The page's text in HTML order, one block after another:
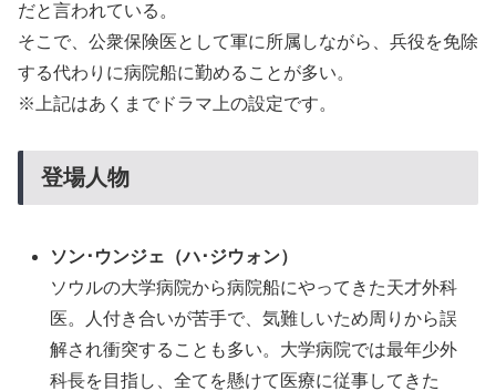
だと言われている。
そこで、公衆保険医として軍に所属しながら、兵役を免除
する代わりに病院船に勤めることが多い。
※上記はあくまでドラマ上の設定です。
登場人物
ソン･ウンジェ （ハ･ジウォン）
ソウルの大学病院から病院船にやってきた天才外科
医。人付き合いが苦手で、気難しいため周りから誤
解され衝突することも多い。大学病院では最年少外
科長を目指し、全てを懸けて医療に従事してきた